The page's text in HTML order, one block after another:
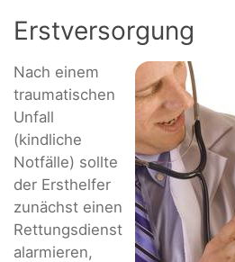
Erstversorgung
Nach einem
traumatischen
Unfall
(kindliche
Notfälle) sollte
der Ersthelfer
zunächst einen
Rettungsdienst
alarmieren,